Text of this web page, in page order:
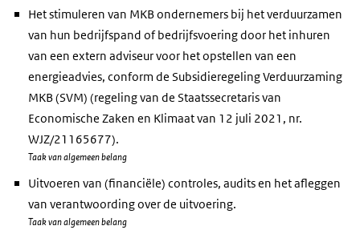
Het stimuleren van MKB ondernemers bij het verduurzamen
van hun bedrijfspand of bedrijfsvoering door het inhuren
van een extern adviseur voor het opstellen van een
energieadvies, conform de Subsidieregeling Verduurzaming
MKB (SVM) (regeling van de Staatssecretaris van
Economische Zaken en Klimaat van 12 juli 2021, nr.
WJZ/21165677).
Taak van algemeen belang
Uitvoeren van (financiële) controles, audits en het afleggen
van verantwoording over de uitvoering.
Taak van algemeen belang